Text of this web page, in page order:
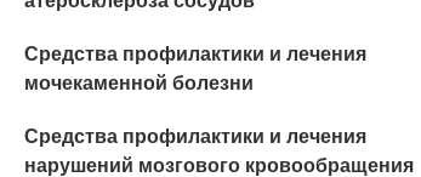
Средства профилактики и лечения
мочекаменной болезни
Средства профилактики и лечения
нарушений мозгового кровообращения